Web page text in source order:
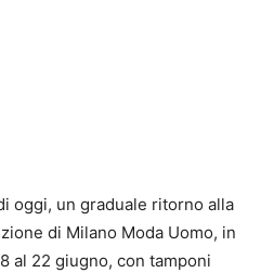
oggi, un graduale ritorno alla
di Milano Moda Uomo, in
al 22 giugno, con tamponi